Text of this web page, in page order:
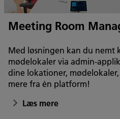
Meeting Room
Med løsningen kan du nemt
mødelokaler via admin-
dine lokationer,
mere fra én platform!
Læs mere